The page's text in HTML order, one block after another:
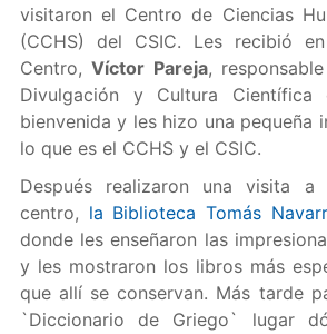
visitaron el Centro de Ciencias
(CCHS) del CSIC. Les recibió
Centro,Víctor Pareja,
Divulgación y Cultura
bienvenida y les hizo una pequeña
lo que es el CCHS y el CSIC.
Después realizaron una visita
centro, la Biblioteca Tomás
donde les enseñaron las
y les mostraron los libros más
que allí se conservan. Más tarde
`Diccionario de Griego` lugar